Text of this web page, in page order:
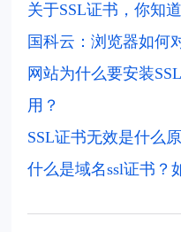
关于SSL证书，你知
国科云 ：浏览器如何
网站为什么要安装
用？
SSL证书无效是什么
什么是域名ssl证书？